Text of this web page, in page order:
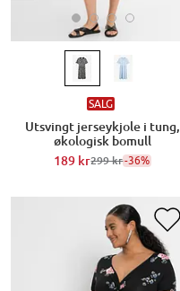
SALG
Utsvingt jerseykjole i tung,
økologisk bomull
189 kr299 kr-36%